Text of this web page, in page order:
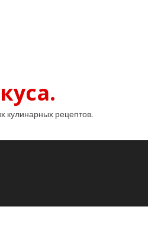
кулинарных рецептов.